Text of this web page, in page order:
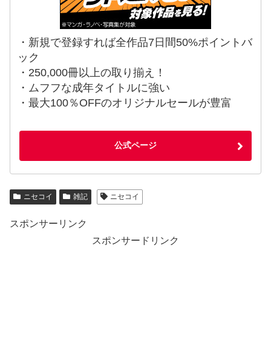
・新規で登録すれば全作品7日間50%ポイントバ
ック
・250,000冊以上の取り揃え！
・ムフフな成年タイトルに強い
・最大100％OFFのオリジナルセールが豊富
公式ページ
ニセコイ 雑記 ニセコイ
スポンサーリンク
スポンサードリンク